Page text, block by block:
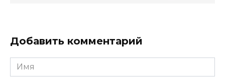
Добавить комментарий
Имя